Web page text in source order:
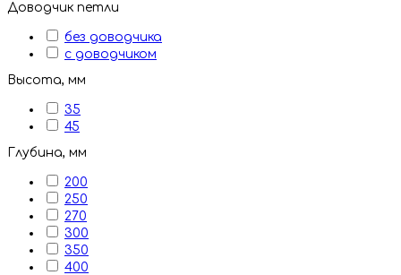
Доводчик петли
без доводчика
с доводчиком
Высота, мм
35
45
Глубина, мм
200
250
270
300
350
400